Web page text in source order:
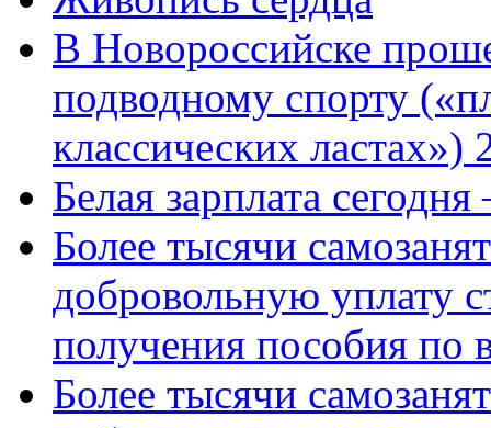
В Новороссийске
подводному спорту
классических ластах»)
Белая зарплата
Более тысячи
добровольную уплату
получения пособия по
Более тысячи